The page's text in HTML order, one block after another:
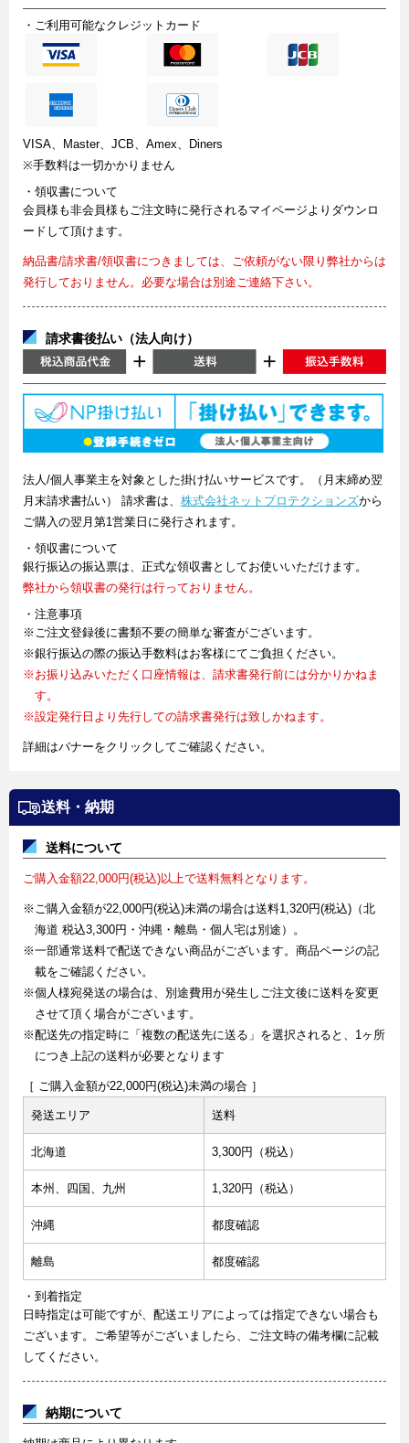
・ご利用可能なクレジットカード
VISA、Master、JCB、Amex、Diners
※手数料は一切かかりません
・領収書について
会員様も非会員様もご注文時に発行されるマイページよりダウンロ
ードして頂けます。
納品書/請求書/領収書につきましては、ご依頼がない限り弊社からは
発行しておりません。必要な場合は別途ご連絡下さい。
請求書後払い（法人向け）
法人/個人事業主を対象とした掛け払いサービスです。（月末締め翌
月末請求書払い） 請求書は、 株式会社ネットプロテクションズから
ご購入の翌月第1営業日に発行されます。
・領収書について
銀行振込の振込票は、正式な領収書としてお使いいただけます。
弊社から領収書の発行は行っておりません。
・注意事項
※ご注文登録後に書類不要の簡単な審査がございます。
※銀行振込の際の振込手数料はお客様にてご負担ください。
※お振り込みいただく口座情報は、請求書発行前には分かりかねま
す。
※設定発行日より先行しての請求書発行は致しかねます。
詳細はバナーをクリックしてご確認ください。
送料・納期
送料について
ご購入金額22,000円(税込)以上で送料無料となります。
※ご購入金額が22,000円(税込)未満の場合は送料1,320円(税込)（北
海道 税込3,300円・沖縄・離島・個人宅は別途）。
※一部通常送料で配送できない商品がございます。商品ページの記
載をご確認ください。
※個人様宛発送の場合は、別途費用が発生しご注文後に送料を変更
させて頂く場合がございます。
※配送先の指定時に「複数の配送先に送る」を選択されると、1ヶ所
につき上記の送料が必要となります
［ ご購入金額が22,000円(税込)未満の場合 ］
発送エリア 送料
北海道 3,300円（税込）
本州、四国、九州 1,320円（税込）
沖縄 都度確認
離島 都度確認
・到着指定
日時指定は可能ですが、配送エリアによっては指定できない場合も
ございます。ご希望等がございましたら、ご注文時の備考欄に記載
してください。
納期について